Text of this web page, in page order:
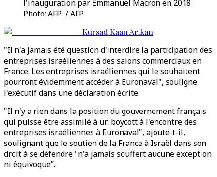
l'inauguration par Emmanuel Macron en 2018
Photo: AFP / AFP
Kursad Kaan Arikan
"Il n'a jamais été question d'interdire la participation des
entreprises israéliennes à des salons commerciaux en
France. Les entreprises israéliennes qui le souhaitent
pourront évidemment accéder à Euronaval", souligne
l'exécutif dans une déclaration écrite.
"Il n'y a rien dans la position du gouvernement français
qui puisse être assimilé à un boycott à l'encontre des
entreprises israéliennes à Euronaval", ajoute-t-il,
soulignant que le soutien de la France à Israël dans son
droit à se défendre "n'a jamais souffert aucune exception
ni équivoque”.